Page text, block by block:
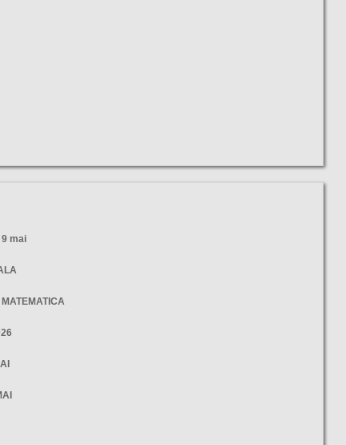
9 mai